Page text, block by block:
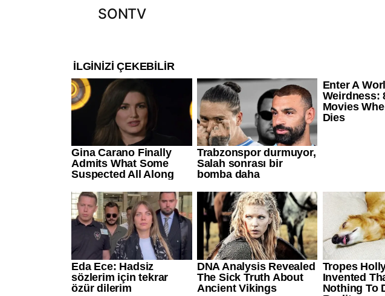
SONTV